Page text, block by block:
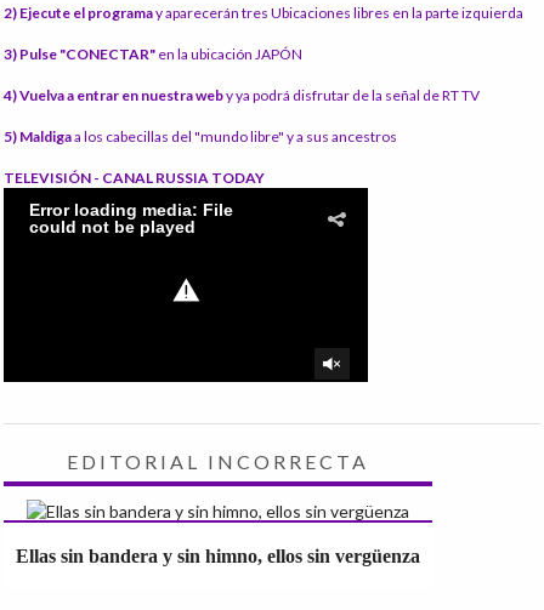
2) Ejecute el programay aparecerán tres Ubicaciones libres en la parte izquierda
3) Pulse "CONECTAR" en la ubicación JAPÓN
4) Vuelva a entrar en nuestra weby ya podrá disfrutar de la señal de RT TV
5) Maldigaa los cabecillas del "mundo libre" y a sus ancestros
TELEVISIÓN - CANAL RUSSIA TODAY
EDITORIAL INCORRECTA
Ellas sin bandera y sin himno, ellos sin vergüenza